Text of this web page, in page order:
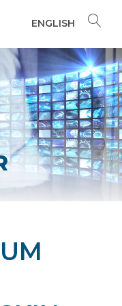
ENGLISH